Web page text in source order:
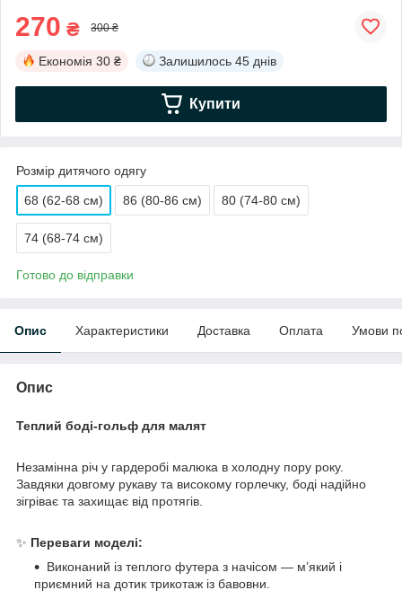
270 ₴ 300 ₴
Економія 30 ₴ Залишилось 45 днів
Купити
Розмір дитячого одягу
68 (62-68 см) 86 (80-86 см) 80 (74-80 см)
74 (68-74 см)
Готово до відправки
Опис Характеристики Доставка Оплата Умови
Опис
Теплий боді-гольф для малят
Незамінна річ у гардеробі малюка в холодну пору року.
Завдяки довгому рукаву та високому горлечку, боді надійно
зігріває та захищає від протягів.
✨ Переваги моделі:
Виконаний із теплого футера з начісом — м’який і
приємний на дотик трикотаж із бавовни.